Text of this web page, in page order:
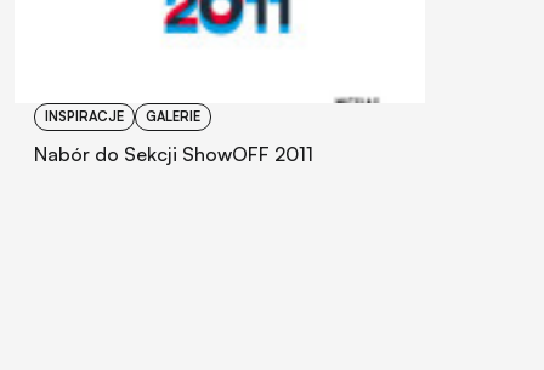
INSPIRACJE GALERIE
Nabór do Sekcji ShowOFF 2011